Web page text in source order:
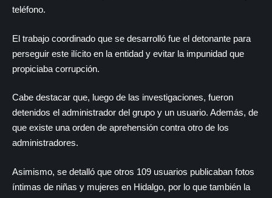
teléfono.
El trabajo coordinado que se desarrolló fue el detonante para
perseguir este ilícito en la entidad y evitar la impunidad que
propiciaba corrupción.
Cabe destacar que, luego de las investigaciones, fueron
detenidos el administrador del grupo y un usuario. Además, de
que existe una orden de aprehensión contra otro de los
administradores.
Asimismo, se detalló que otros 109 usuarios publicaban fotos
íntimas de niñas y mujeres en Hidalgo, por lo que también la